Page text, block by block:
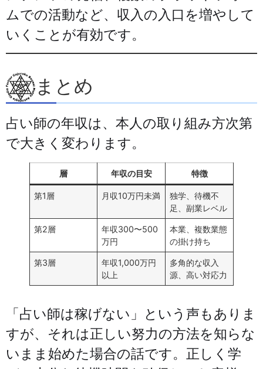
ムでの活動など、収入の入口を増やして
いくことが有効です。
まとめ
占い師の年収は、本人の取り組み方次第
で大きく変わります。
層 年収の目安 特徴
第1層 月収10万円未満
独学、待機不
足、副業レベル
第2層
年収300〜500
万円
本業、複数業態
の掛け持ち
第3層
年収1,000万円
以上
多角的な収入
源、高い対応力
「占い師は稼げない」という声もありま
すが、それは正しい努力の方法を知らな
いまま始めた場合の話です。正しく学